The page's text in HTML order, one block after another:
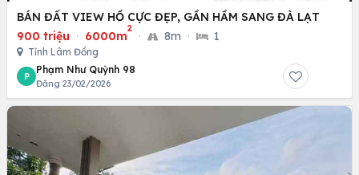
BÁN ĐẤT VIEW HỒ CỰC ĐẸP, GẦN HẦM SANG ĐÀ LẠT
900 triệu · 6000m
2
· 8m · 1
Tỉnh Lâm Đồng
P
Phạm Như Quỳnh 98
Đăng 23/02/2026